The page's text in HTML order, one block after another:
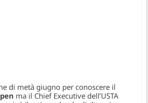
di metà giugno per conoscere il
ma il Chief Executive dell’USTA